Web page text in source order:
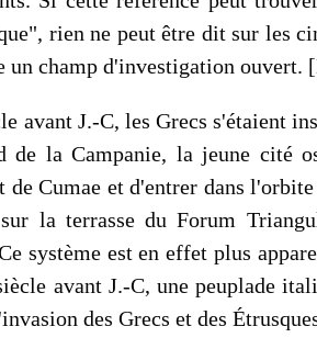
rien ne peut être dit sur les
champ d'investigation ouvert.
avant J.-C, les Grecs s'étaient
de la Campanie, la jeune cité
de Cumae et d'entrer dans
sur la terrasse du Forum
système est en effet plus
avant J.-C, une peuplade
des Grecs et des